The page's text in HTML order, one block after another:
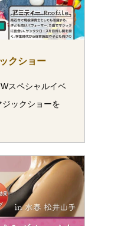
クショー
スペシャルイベ
ックショーを